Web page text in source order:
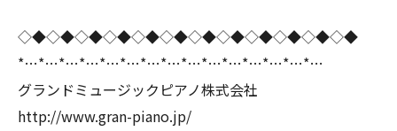
◇◆◇◆◇◆◇◆◇◆◇◆◇◆◇◆◇◆◇◆◇◆◇◆
*…*…*…*…*…*…*…*…*…*…*…*…*…*…*…
グランドミュージックピアノ株式会社
http://www.gran-piano.jp/